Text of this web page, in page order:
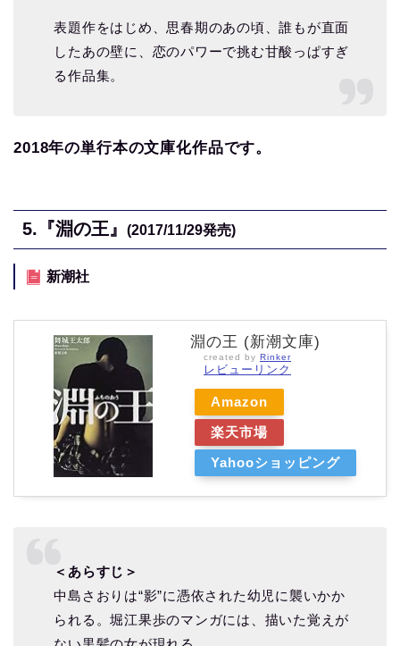
表題作をはじめ、思春期のあの頃、誰もが直面
したあの壁に、恋のパワーで挑む甘酸っぱすぎ
る作品集。
2018年の単行本の文庫化作品です。
5. 『淵の王』 (2017/11/29発売)
新潮社
淵の王 (新潮文庫)
created by Rinker
レビューリンク
Amazon
楽天市場
Yahooショッピング
＜あらすじ＞
中島さおりは“影”に憑依された幼児に襲いかか
られる。堀江果歩のマンガには、描いた覚えが